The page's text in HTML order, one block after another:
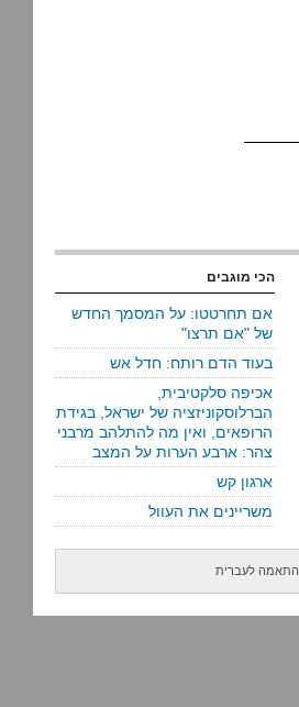
הכי מוגבים
אם תחרטטו: על המסמך החדש
של "אם תרצו"
בעוד הדם רותח: חדל אש
אכיפה סלקטיבית,
הברלוסקוניזציה של ישראל, בגידת
הרופאים, ואין מה להתלהב מרבני
צהר: ארבע הערות על המצב
ארגון קש
משריינים את העוול
התאמה לעברית